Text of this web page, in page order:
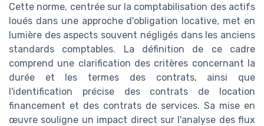
Cette norme, centrée sur la comptabilisation des actifs
loués dans une approche d'obligation locative, met en
lumière des aspects souvent négligés dans les anciens
standards comptables. La définition de ce cadre
comprend une clarification des critères concernant la
durée et les termes des contrats, ainsi que
l'identification précise des contrats de location
financement et des contrats de services. Sa mise en
œuvre souligne un impact direct sur l'analyse des flux